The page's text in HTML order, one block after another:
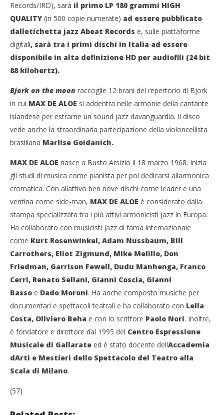
NOW VIEWING
Max De Aloe presenta dal viva “Bjork on the Moon”
25/02/2013
Records/IRD), sarà il primo LP 180 grammi HIGH
QUALITY (in 500 copie numerate) ad essere pubblicato
dalletichetta jazz Abeat Records e, sulle piattaforme
digitali, sarà tra i primi dischi in Italia ad essere
disponibile in alta definizione HD per audiofili (24 bit
88 kilohertz).
Bjork on the moon raccoglie 12 brani del repertorio di Bjork
in cui MAX DE ALOE si addentra nelle armonie della cantante
islandese per estrarne un sound jazz davanguardia. Il disco
vede anche la straordinaria partecipazione della violoncellista
brasiliana Marlise Goidanich.
MAX DE ALOE nasce a Busto Arsizio il 18 marzo 1968. Inizia
gli studi di musica come pianista per poi dedicarsi allarmonica
cromatica. Con allattivo ben nove dischi come leader e una
ventina come side-man, MAX DE ALOE è considerato dalla
stampa specializzata tra i più attivi armonicisti jazz in Europa.
Ha collaborato con musicisti jazz di fama internazionale
come Kurt Rosenwinkel, Adam Nussbaum, Bill
Carrothers, Eliot Zigmund, Mike Melillo, Don
Friedman, Garrison Fewell, Dudu Manhenga, Franco
Cerri, Renato Sellani, Gianni Coscia, Gianni
Basso e Dado Moroni. Ha anche composto musiche per
documentari e spettacoli teatrali e ha collaborato con Lella
Costa, Oliviero Beha e con lo scrittore Paolo Nori. Inoltre,
è fondatore e direttore dal 1995 del Centro Espressione
Musicale di Gallarate ed è stato docente dellAccademia
dArti e Mestieri dello Spettacolo del Teatro alla
Scala di Milano.
(57)